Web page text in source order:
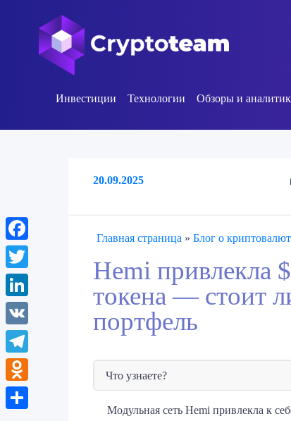
Инвестиции Технологии Обзоры и
20.09.2025
Главная страница » Блог о
Hemi привлекла
токена — стоит
портфель
Что узнаете?
Модульная сеть Hemi привлекла к
Facebook
Twitter
LinkedIn
VK
Telegram
Odnoklassniki